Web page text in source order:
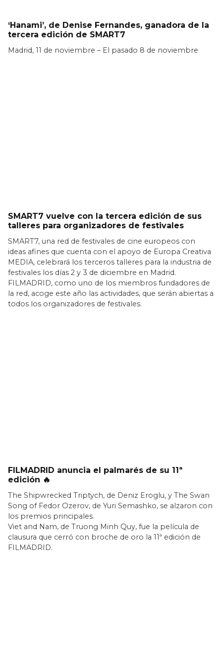
‘Hanami’, de Denise Fernandes, ganadora de la
tercera edición de SMART7
Madrid, 11 de noviembre – El pasado 8 de noviembre
SMART7 vuelve con la tercera edición de sus
talleres para organizadores de festivales
SMART7, una red de festivales de cine europeos con
ideas afines que cuenta con el apoyo de Europa Creativa
MEDIA, celebrará los terceros talleres para la industria de
festivales los días 2 y 3 de diciembre en Madrid.
FILMADRID, como uno de los miembros fundadores de
la red, acoge este año las actividades, que serán abiertas a
todos los organizadores de festivales.
FILMADRID anuncia el palmarés de su 11ª
edición 🔥
The Shipwrecked Triptych, de Deniz Eroglu, y The Swan
Song of Fedor Ozerov, de Yuri Semashko, se alzaron con
los premios principales.
Viet and Nam, de Truong Minh Quy, fue la película de
clausura que cerró con broche de oro la 11ª edición de
FILMADRID.